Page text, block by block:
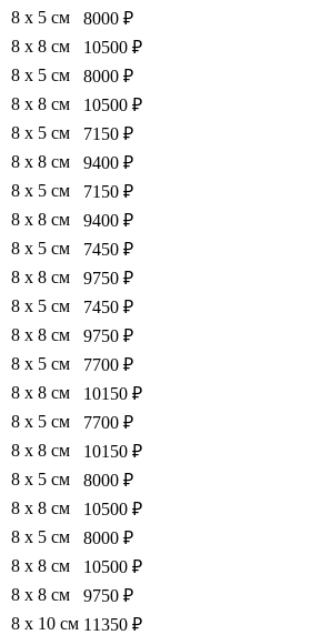
8 х 5 см
8000 ₽
8 х 8 см
10500 ₽
8 х 5 см
8000 ₽
8 х 8 см
10500 ₽
8 х 5 см
7150 ₽
8 х 8 см
9400 ₽
8 х 5 см
7150 ₽
8 х 8 см
9400 ₽
8 х 5 см
7450 ₽
8 х 8 см
9750 ₽
8 х 5 см
7450 ₽
8 х 8 см
9750 ₽
8 х 5 см
7700 ₽
8 х 8 см
10150 ₽
8 х 5 см
7700 ₽
8 х 8 см
10150 ₽
8 х 5 см
8000 ₽
8 х 8 см
10500 ₽
8 х 5 см
8000 ₽
8 х 8 см
10500 ₽
8 х 8 см
9750 ₽
8 х 10 см 11350 ₽